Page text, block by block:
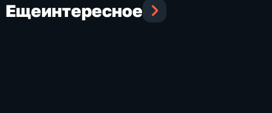
Ещеинтересное